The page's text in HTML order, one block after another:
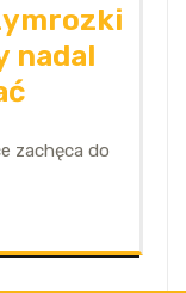
nadal
zachęca do